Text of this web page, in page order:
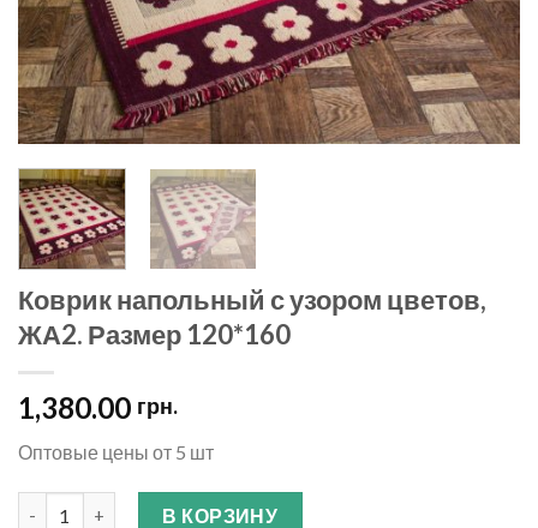
Коврик напольный с узором цветов,
ЖА2. Размер 120*160
1,380.00 грн.
Оптовые цены от 5 шт
Количество В КОРЗИНУ